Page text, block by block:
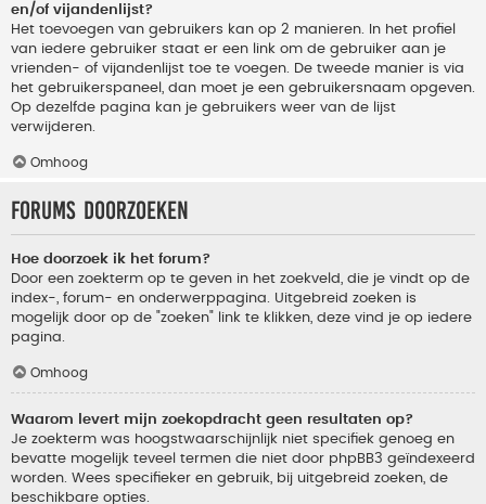
en/of vijandenlijst?
Het toevoegen van gebruikers kan op 2 manieren. In het profiel
van iedere gebruiker staat er een link om de gebruiker aan je
vrienden- of vijandenlijst toe te voegen. De tweede manier is via
het gebruikerspaneel, dan moet je een gebruikersnaam opgeven.
Op dezelfde pagina kan je gebruikers weer van de lijst
verwijderen.
Omhoog
Forums doorzoeken
Hoe doorzoek ik het forum?
Door een zoekterm op te geven in het zoekveld, die je vindt op de
index-, forum- en onderwerppagina. Uitgebreid zoeken is
mogelijk door op de "zoeken" link te klikken, deze vind je op iedere
pagina.
Omhoog
Waarom levert mijn zoekopdracht geen resultaten op?
Je zoekterm was hoogstwaarschijnlijk niet specifiek genoeg en
bevatte mogelijk teveel termen die niet door phpBB3 geïndexeerd
worden. Wees specifieker en gebruik, bij uitgebreid zoeken, de
beschikbare opties.